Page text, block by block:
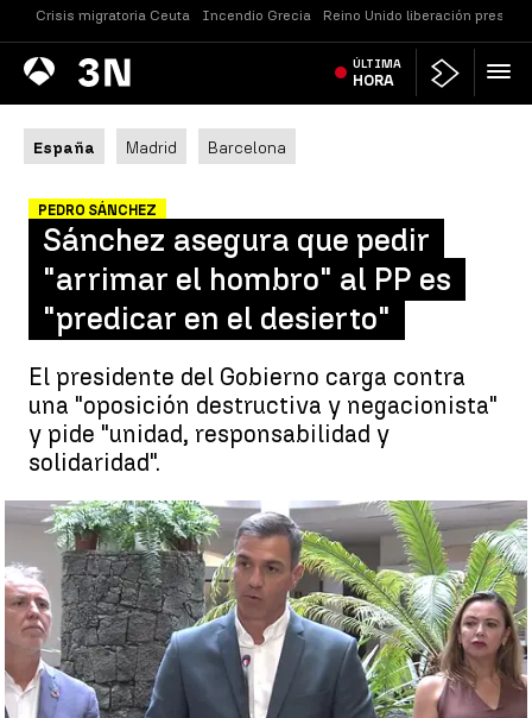
Crisis migratoria Ceuta Incendio Grecia Reino Unido liberación presos
Antena
3 Noticias ÚLTIMA
HORA
España Madrid Barcelona
PEDRO SÁNCHEZ
Sánchez asegura que pedir
"arrimar el hombro" al PP es
"predicar en el desierto"
El presidente del Gobierno carga contra
una "oposición destructiva y negacionista"
y pide "unidad, responsabilidad y
solidaridad".